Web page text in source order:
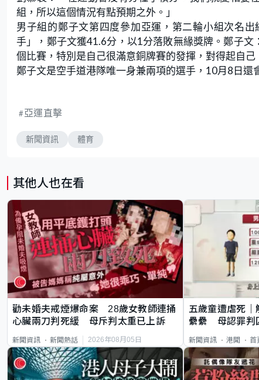
組，所以這個情況有點預期之外。」
男子組的鄭子文第四度參加亞運，第二輪小組次名
手」，鄭子文獲41.6分，以1分落敗無緣獎牌。鄭子
個比賽，特別是自己很滿意銅牌賽的發揮，對得起自己
鄭子文是空手道港隊唯一身兼兩項的選手，10月8日還
亞運直擊
新聞資訊 體育
其他人也在看
勸未婚夫戒煙爆命案 28歲女教師連捅
心臟兩刀判死緩 母斥判太重已上訴
新聞資訊 新聞熱話 2026年08月05日
五歲童遭虐死｜
纍纍 母認罪判
新聞資訊 港聞 首